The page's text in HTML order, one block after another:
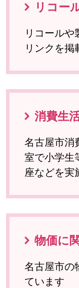
リコー
リコールや
リンクを掲
消費生
名古屋市消
室で小学生
座などを実
物価に
名古屋市の
ています